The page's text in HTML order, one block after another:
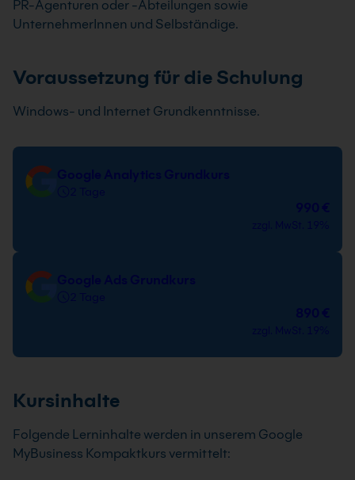
PR-Agenturen oder -Abteilungen sowie
UnternehmerInnen und Selbständige.
Voraussetzung für die Schulung
Windows- und Internet Grundkenntnisse.
Kursinhalte
Folgende Lerninhalte werden in unserem Google
MyBusiness Kompaktkurs vermittelt: